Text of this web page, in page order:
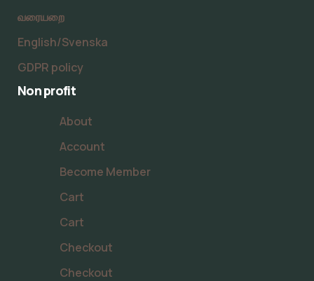
வரையறை
English/Svenska
GDPR policy
Non profit
About
Account
Become Member
Cart
Cart
Checkout
Checkout